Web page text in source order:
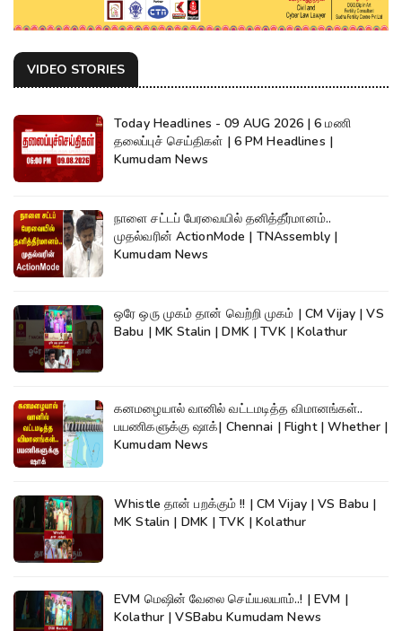
VIDEO STORIES
Today Headlines - 09 AUG 2026 | 6 மணி
தலைப்புச் செய்திகள் | 6 PM Headlines |
Kumudam News
நாளை சட்டப் பேரவையில் தனித்தீர்மானம்..
முதல்வரின் ActionMode | TNAssembly |
Kumudam News
ஒரே ஒரு முகம் தான் வெற்றி முகம் | CM Vijay | VS
Babu | MK Stalin | DMK | TVK | Kolathur
கனமழையால் வானில் வட்டமடித்த விமானங்கள்..
பயணிகளுக்கு ஷாக்| Chennai | Flight | Whether |
Kumudam News
Whistle தான் பறக்கும் !! | CM Vijay | VS Babu |
MK Stalin | DMK | TVK | Kolathur
EVM மெஷின் வேலை செய்யலயாம்..! | EVM |
Kolathur | VSBabu Kumudam News